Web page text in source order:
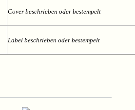
Cover beschrieben oder bestempelt
Label beschrieben oder bestempelt